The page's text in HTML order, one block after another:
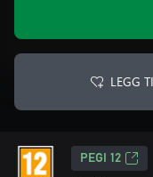
LEGG
PEGI 12